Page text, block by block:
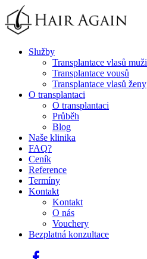
Služby
Transplantace vlasů muži
Transplantace vousů
Transplantace vlasů ženy
O transplantaci
O transplantaci
Průběh
Blog
Naše klinika
FAQ?
Ceník
Reference
Termíny
Kontakt
Kontakt
O nás
Vouchery
Bezplatná konzultace